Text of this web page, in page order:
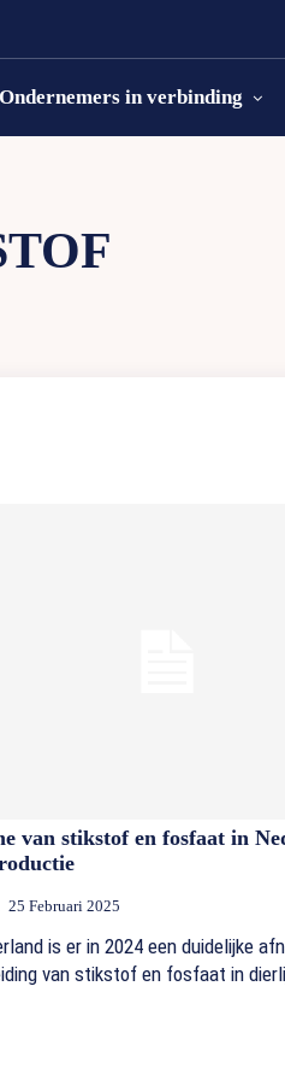
Ondernemers in verbinding
van stikstof en fosfaat in
25 Februari 2025
is er in 2024 een duidelijke
van stikstof en fosfaat in